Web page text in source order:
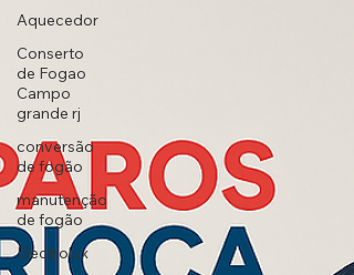
Aquecedor
Conserto
de Fogao
Campo
grande rj
conversão
de fogão
manutenção
de fogão
Electrolux